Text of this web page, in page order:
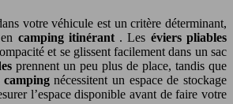
votre véhicule est un critère déterminant,
camping itinérant . Les éviers pliables
et se glissent facilement dans un sac
prennent un peu plus de place, tandis que
campingnécessitent un espace de stockage
l’espace disponible avant de faire votre